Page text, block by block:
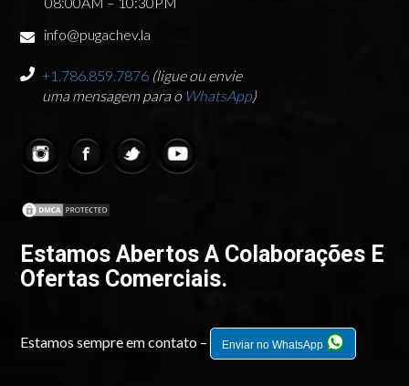
info@pugachev.la
+1.786.859.7876 (ligue ou envie
uma mensagem para o WhatsApp)
Estamos Abertos A Colaborações E
Ofertas Comerciais.
Estamos sempre em contato – Enviar no WhatsApp